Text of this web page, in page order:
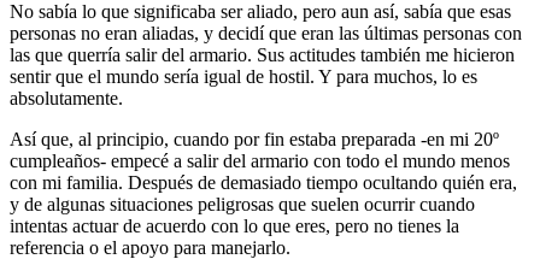
No sabía lo que significaba ser aliado, pero aun así, sabía que esas
personas no eran aliadas, y decidí que eran las últimas personas con
las que querría salir del armario. Sus actitudes también me hicieron
sentir que el mundo sería igual de hostil. Y para muchos, lo es
absolutamente.
Así que, al principio, cuando por fin estaba preparada -en mi 20º
cumpleaños- empecé a salir del armario con todo el mundo menos
con mi familia. Después de demasiado tiempo ocultando quién era,
y de algunas situaciones peligrosas que suelen ocurrir cuando
intentas actuar de acuerdo con lo que eres, pero no tienes la
referencia o el apoyo para manejarlo.